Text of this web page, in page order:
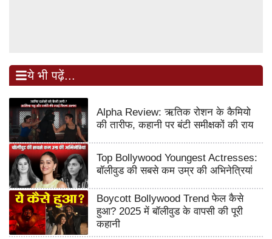
ये भी पढ़ें...
Alpha Review: ऋतिक रोशन के कैमियो
की तारीफ, कहानी पर बंटी समीक्षकों की राय
Top Bollywood Youngest Actresses:
बॉलीवुड की सबसे कम उम्र की अभिनेत्रियां
Boycott Bollywood Trend फेल कैसे
हुआ? 2025 में बॉलीवुड के वापसी की पूरी
कहानी